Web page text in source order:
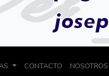
CONTACTO NOSOTROS